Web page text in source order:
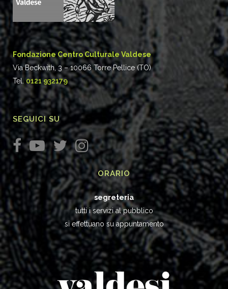
Fondazione Centro Culturale Valdese
Via Beckwith, 3 – 10066 Torre Pellice (TO)
Tel.0121 932179
SEGUICI SU
ORARIO
segreteria
tutti i servizi al pubblico
si effettuano su appuntamento